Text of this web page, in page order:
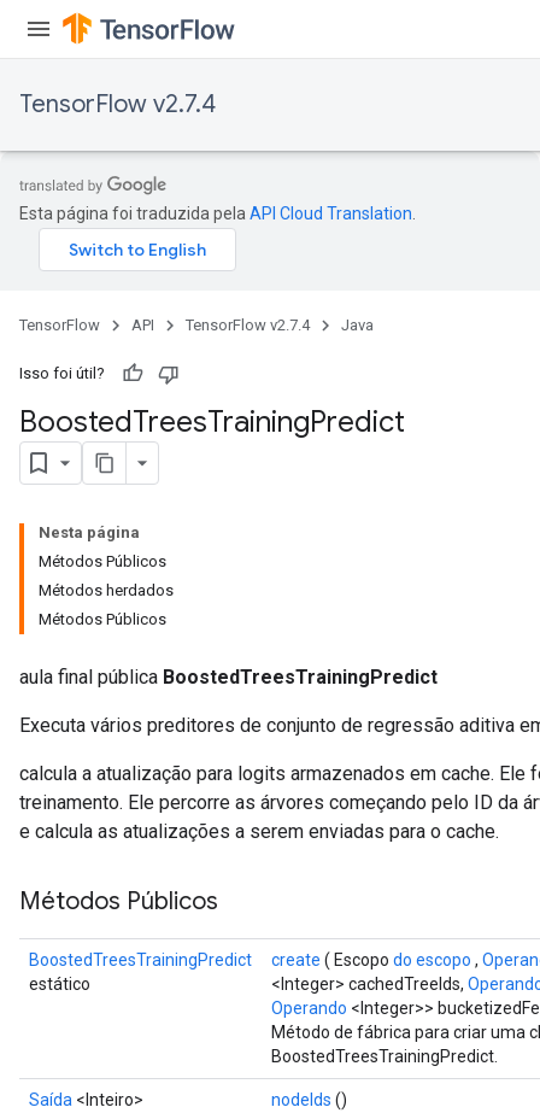
TensorFlow v2.7.4
Esta página foi traduzida pela API Cloud Translation
TensorFlow API TensorFlow v2.7.4 Java
Isso foi útil?
BoostedTreesTrainingPredict
Nesta página
Métodos Públicos
Métodos herdados
Métodos Públicos
aula final pública BoostedTreesTrainingPredict
Executa vários preditores de conjunto de regressão aditiva
calcula a atualização para logits armazenados em cache. Ele
treinamento. Ele percorre as árvores começando pelo ID da
e calcula as atualizações a serem enviadas para o cache.
Métodos Públicos
BoostedTreesTrainingPredict
estático
create ( Escopo do escopo ,
<Integer> cachedTreeIds,
Operando <Integer>>
Método de fábrica para criar uma
BoostedTreesTrainingPredict.
Saída <Inteiro> nodeIds ()